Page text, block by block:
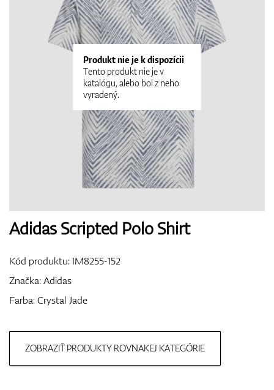
Palice
Oblečenie
Topánky
Bagy
Produkt nie je k dispozícii
Tento produkt nie je v
katalógu, alebo bol z neho
vyradený.
Adidas Scripted Polo Shirt
Kód produktu: IM8255-152
Značka:Adidas
Farba: Crystal Jade
ZOBRAZIŤ PRODUKTY ROVNAKEJ KATEGÓRIE